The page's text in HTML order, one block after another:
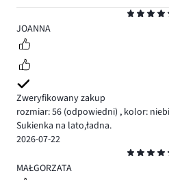
5
JOANNA
Zweryfikowany zakup
rozmiar: 56 (odpowiedni) , kolor:
Sukienka na lato,ładna.
2026-07-22
5
MAŁGORZATA